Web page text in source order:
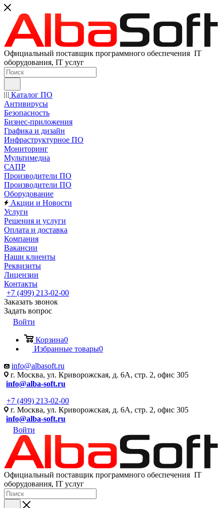
Официальный поставщик программного обеспечения IT
оборудования, IT услуг
Каталог ПО
Антивирусы
Безопасность
Бизнес-приложения
Графика и дизайн
Инфраструктурное ПО
Мониторинг
Мультимедиа
САПР
Производители ПО
Производители ПО
Оборудование
Акции и Новости
Услуги
Решения и услуги
Оплата и доставка
Компания
Вакансии
Наши клиенты
Реквизиты
Лицензии
Контакты
+7 (499) 213-02-00
Заказать звонок
Задать вопрос
Войти
Корзина0
Избранные товары0
info@albasoft.ru
г. Москва, ул. Криворожская, д. 6А, стр. 2, офис 305
info@alba-soft.ru
+7 (499) 213-02-00
г. Москва, ул. Криворожская, д. 6А, стр. 2, офис 305
info@alba-soft.ru
Войти
Официальный поставщик программного обеспечения IT
оборудования, IT услуг